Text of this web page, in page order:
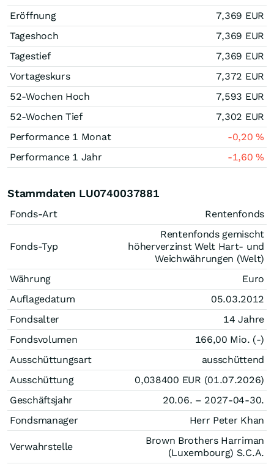
Eröffnung
7,369 EUR
Tageshoch
7,369 EUR
Tagestief
7,369 EUR
Vortageskurs
7,372 EUR
52-Wochen Hoch
7,593 EUR
52-Wochen Tief
7,302 EUR
Performance 1 Monat
-0,20%
Performance 1 Jahr
-1,60%
Stammdaten LU0740037881
Fonds-Art Rentenfonds
Fonds-Typ
Rentenfonds gemischt
höherverzinst Welt Hart- und
Weichwährungen (Welt)
Währung
Euro
Auflagedatum
05.03.2012
Fondsalter
14 Jahre
Fondsvolumen
166,00 Mio. (-)
Ausschüttungsart
ausschüttend
Ausschüttung
0,038400 EUR (01.07.2026)
Geschäftsjahr
20.06. – 2027-04-30.
Fondsmanager
Herr Peter Khan
Verwahrstelle
Brown Brothers Harriman
(Luxembourg) S.C.A.